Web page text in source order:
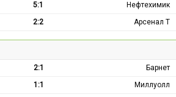
5:1
Нефтехимик
2:2 Арсенал Т
2:1
Барнет
1:1
Миллуолл